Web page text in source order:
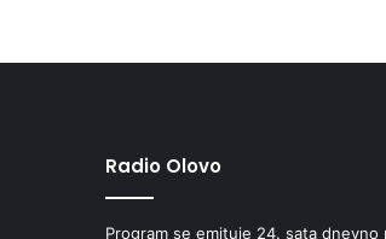
Radio Olovo
Program se emituje 24. sata dnevno